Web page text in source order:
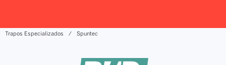
Trapos Especializados Spuntec